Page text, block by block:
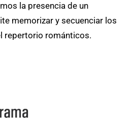
la presencia de un
memorizar y secuenciar los
repertorio románticos.